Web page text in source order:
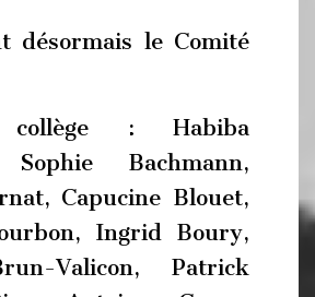
désormais le Comité
collège : Habiba
Sophie Bachmann,
Capucine Blouet,
Ingrid Boury,
Valicon, Patrick